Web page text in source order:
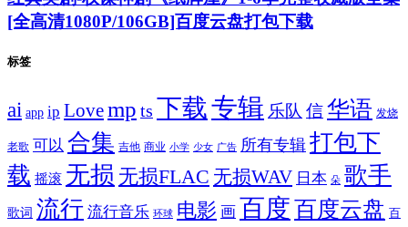
[全高清1080P/106GB]百度云盘打包下载
标签
ai app ip Lovemp ts 下载专辑 乐队 信华语 发烧
老歌 可以 合集 吉他 商业 小学 少女 广告 所有专辑 打包下
载 摇滚 无损 无损FLAC 无损WAV 日本 朵 歌手
歌词 流行 流行音乐 环球 电影 画 百度百度云盘 百